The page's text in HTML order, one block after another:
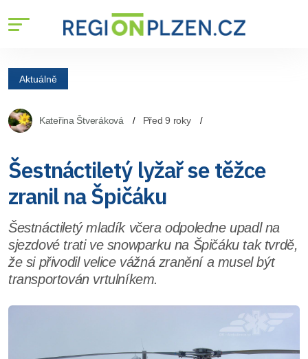
Aktuálně
Kateřina Štveráková Před 9 roky
Šestnáctiletý lyžař se těžce
zranil na Špičáku
Šestnáctiletý mladík včera odpoledne upadl na
sjezdové trati ve snowparku na Špičáku tak tvrdě,
že si přivodil velice vážná zranění a musel být
transportován vrtulníkem.